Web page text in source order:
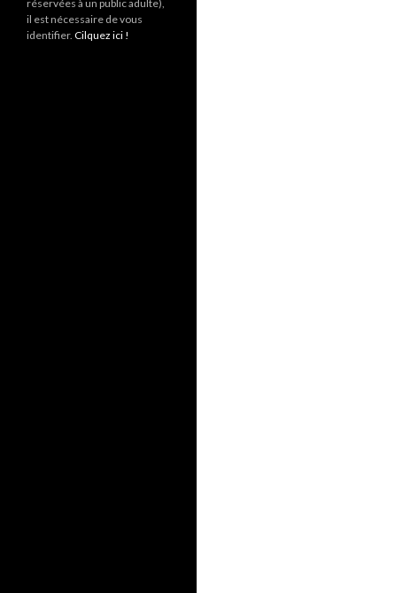
réservées à un public adulte),
il est nécessaire de vous
identifier. Cilquez ici !